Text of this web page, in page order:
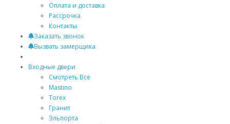
Оплата и доставка
Рассрочка
Контакты
Заказать звонок
Вызвать замерщика
Входные двери
Смотреть Все
Mastino
Torex
Гранит
Эльпорта